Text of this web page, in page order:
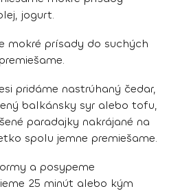
jogurt.
mokré prísady do suchých
pridáme nastrúhaný čedar,
balkánsky syr alebo tofu,
paradajky nakrájané na
spolu jemne premiešame.
a posypeme
25 minút alebo kým